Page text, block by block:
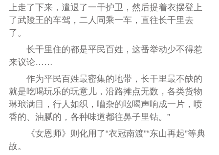
上走了下来，遣退了一干护卫，然后提着衣摆登上
了武陵王的车驾，二人同乘一车，直往长干里去
了。
长干里住的都是平民百姓，这番举动少不得惹
来议论……
作为平民百姓最密集的地带，长干里最不缺的
就是吃喝玩乐的玩意儿，沿路摊点无数，各类货物
琳琅满目，行人如织，嘈杂的吆喝声响成一片，喷
香的、油腻的，各种味道都往鼻子里钻。”
《女恩师》则化用了“衣冠南渡”“东山再起”等典
故。